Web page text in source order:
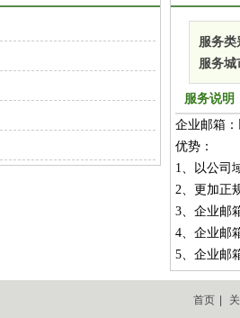
服务类
服务城
服务说明
企业邮箱
优势：
1、以公司
2、更加正
3、企业邮
4、企业邮
5、企业邮
首页